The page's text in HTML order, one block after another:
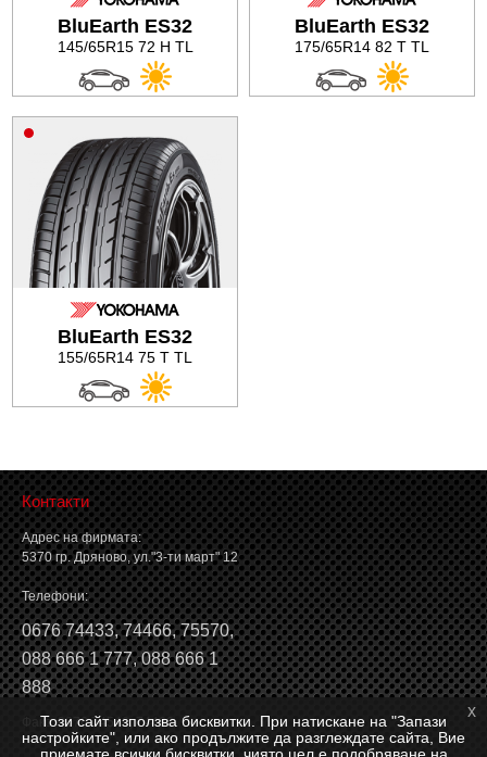
BluEarth ES32
145/65R15 72 H TL
BluEarth ES32
175/65R14 82 T TL
BluEarth ES32
155/65R14 75 T TL
Контакти
Адрес на фирмата:
5370 гр. Дряново, ул."3-ти март" 12
Телефони:
0676 74433,74466,75570,
088 666 1 777,088 666 1
888
Факс: 0676 74546, 74466
Този сайт използва бисквитки. При натискане на "Запази
настройките", или ако продължите да разглеждате сайта, Вие
x